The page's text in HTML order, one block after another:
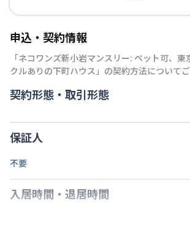
申込・契約情報
「ネコワンズ新小岩マンスリー: ペット可、東
クルありの下町ハウス 」の契約方法についてご
契約形態・取引形態
保証人
不要
入居時間・退居時間